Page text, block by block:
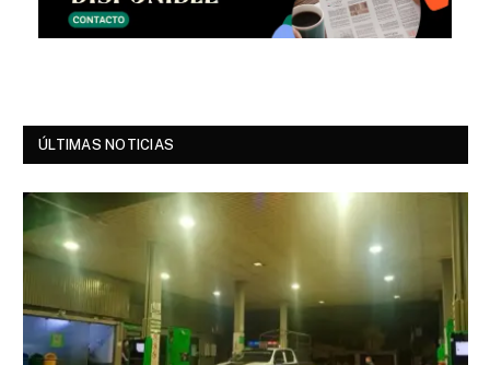
ÚLTIMAS NOTICIAS